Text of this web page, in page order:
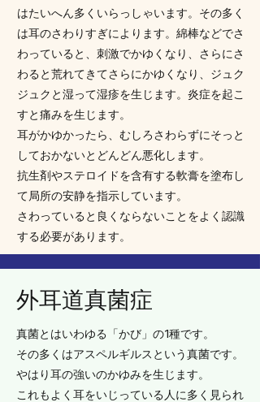
はたいへん多くいらっしゃいます。その多く
は耳のさわりすぎによります。綿棒などでさ
わっていると、刺激でかゆくなり、さらにさ
わると荒れてきてさらにかゆくなり、ジュク
ジュクと湿って湿疹を生じます。炎症を起こ
すと痛みを生じます。
耳がかゆかったら、むしろさわらずにそっと
しておかないとどんどん悪化します。
抗生剤やステロイドを含有する軟膏を塗布し
て局所の安静を指示しています。
さわっていると良くならないことをよく認識
する必要があります。
外耳道真菌症
真菌とはいわゆる「かび」の1種です。
その多くはアスペルギルスという真菌です。
やはり耳の強いのかゆみを生じます。
これもよく耳をいじっている人に多く見られ